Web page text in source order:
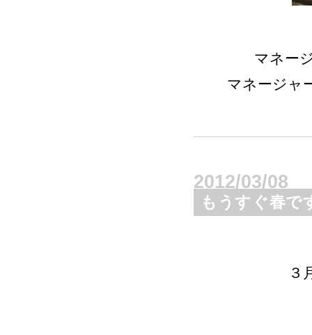
マネー
マネージャ
2012/03/08
もうすぐ春で
３